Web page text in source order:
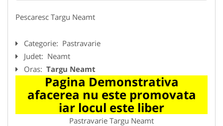
Pescaresc Targu Neamt
Categorie: Pastravarie
Judet: Neamt
Oras: Targu Neamt
Pagina Demonstrativa
afacerea nu este promovata
iar locul este liber
Pastravarie Targu Neamt